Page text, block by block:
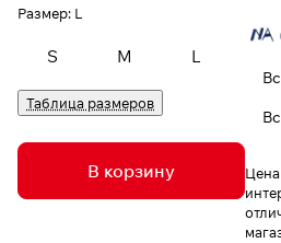
Размер: L
S M L
Таблица размеров
В корзину
Цена